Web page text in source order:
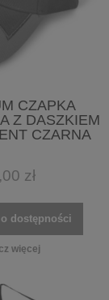
CZAPKA
Z DASZKIEM
CZARNA
zł
dostępności
więcej